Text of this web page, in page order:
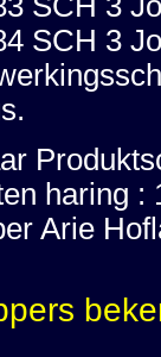
SCH 3
haring :
Arie